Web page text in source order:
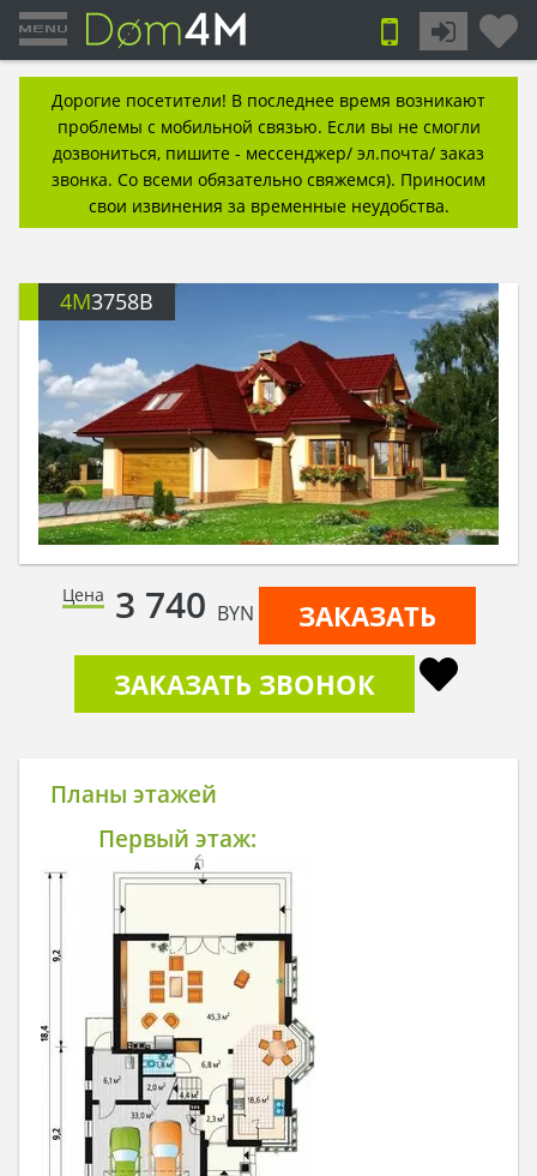
Дорогие посетители! В последнее время возникают
проблемы с мобильной связью. Если вы не смогли
дозвониться, пишите - мессенджер/ эл.почта/ заказ
звонка. Со всеми обязательно свяжемся). Приносим
свои извинения за временные неудобства.
4M3758B
Цена 3 740 BYN
ЗАКАЗАТЬ
ЗАКАЗАТЬ ЗВОНОК
Планы этажей
Первый этаж: